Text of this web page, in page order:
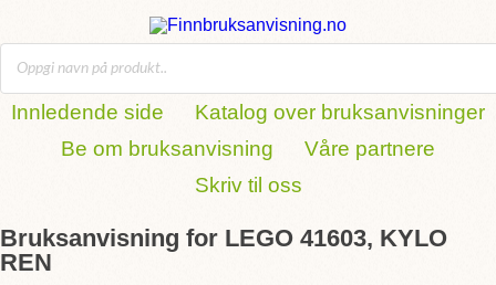
Innledende side
Katalog over bruksanvisninger
Be om bruksanvisning
Våre partnere
Skriv til oss
Bruksanvisning for LEGO 41603, KYLO
REN